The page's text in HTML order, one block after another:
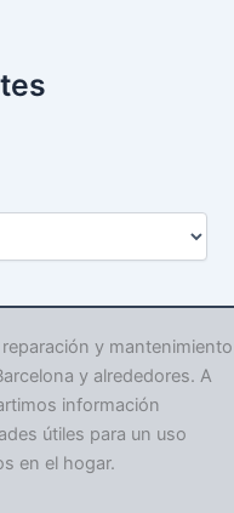
y mantenimiento
y alrededores. A
información
útiles para un uso
en el hogar.